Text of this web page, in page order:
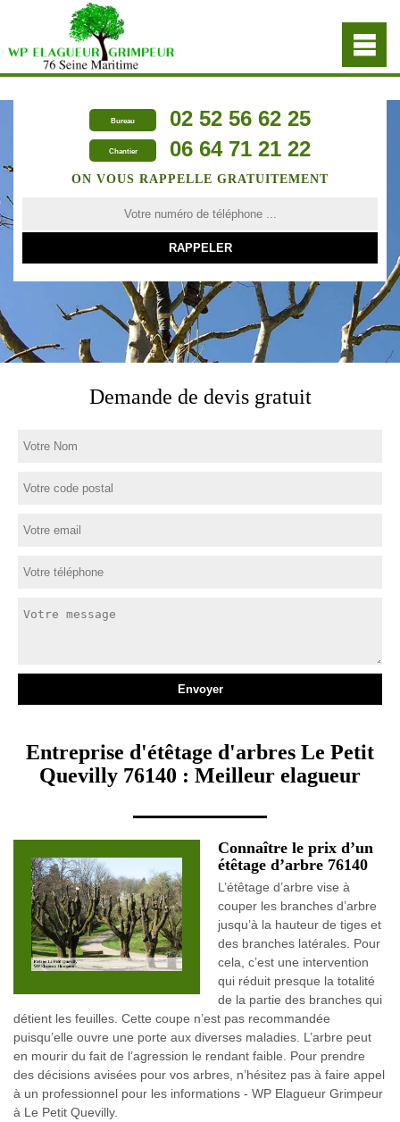
Bureau 02 52 56 62 25
Chantier 06 64 71 21 22
ON VOUS RAPPELLE GRATUITEMENT
Demande de devis gratuit
Entreprise d'étêtage d'arbres Le Petit
Quevilly 76140 : Meilleur elagueur
Connaître le prix d’un
étêtage d’arbre 76140
L’étêtage d’arbre vise à
couper les branches d’arbre
jusqu’à la hauteur de tiges et
des branches latérales. Pour
cela, c’est une intervention
qui réduit presque la totalité
de la partie des branches qui
détient les feuilles. Cette coupe n’est pas recommandée
puisqu’elle ouvre une porte aux diverses maladies. L’arbre peut
en mourir du fait de l’agression le rendant faible. Pour prendre
des décisions avisées pour vos arbres, n’hésitez pas à faire appel
à un professionnel pour les informations - WP Elagueur Grimpeur
à Le Petit Quevilly.